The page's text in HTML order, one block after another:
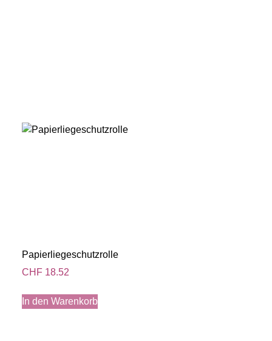
Papierliegeschutzrolle
CHF 18.52
In den Warenkorb